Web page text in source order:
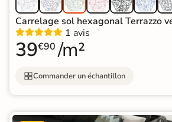
Carrelage sol hexagonal Terrazzo
1 avis
39€90 /m²
Commander un échantillon